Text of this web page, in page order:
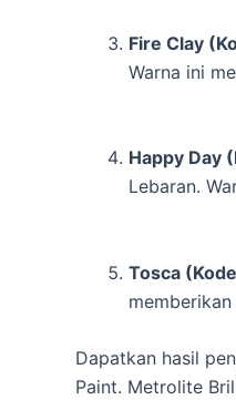
Fire Clay
Warna ini
Happy Day
Lebaran.
Tosca
Dapatkan hasil
Paint. Metrolite